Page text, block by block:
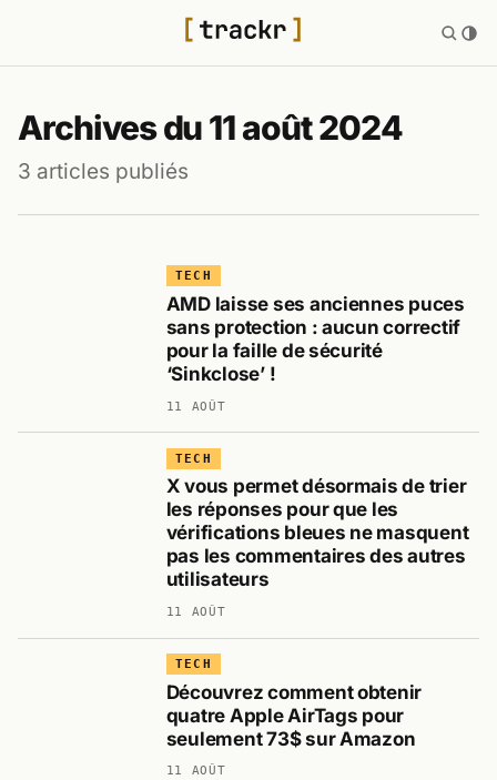
Archives du 11 août 2024
3 articles publiés
TECH
AMD laisse ses anciennes puces
sans protection : aucun correctif
pour la faille de sécurité
‘Sinkclose’ !
11 AOÛT
TECH
X vous permet désormais de trier
les réponses pour que les
vérifications bleues ne masquent
pas les commentaires des autres
utilisateurs
11 AOÛT
TECH
Découvrez comment obtenir
quatre Apple AirTags pour
seulement 73$ sur Amazon
11 AOÛT